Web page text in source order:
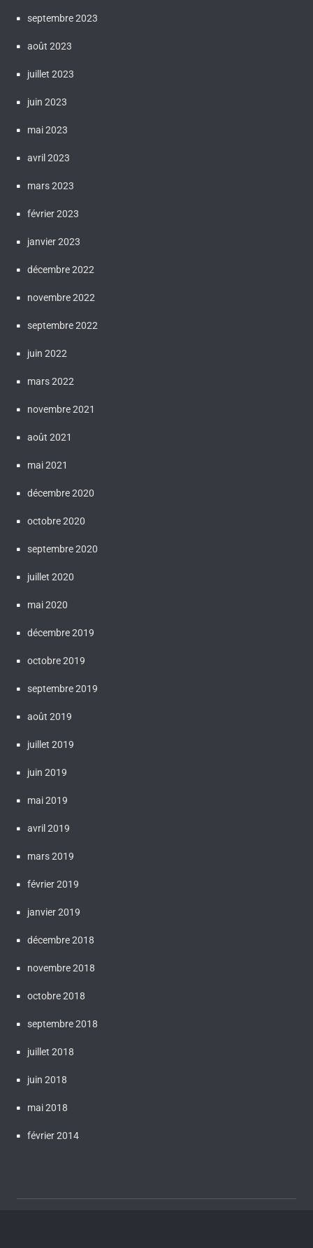
septembre 2023
août 2023
juillet 2023
juin 2023
mai 2023
avril 2023
mars 2023
février 2023
janvier 2023
décembre 2022
novembre 2022
septembre 2022
juin 2022
mars 2022
novembre 2021
août 2021
mai 2021
décembre 2020
octobre 2020
septembre 2020
juillet 2020
mai 2020
décembre 2019
octobre 2019
septembre 2019
août 2019
juillet 2019
juin 2019
mai 2019
avril 2019
mars 2019
février 2019
janvier 2019
décembre 2018
novembre 2018
octobre 2018
septembre 2018
juillet 2018
juin 2018
mai 2018
février 2014